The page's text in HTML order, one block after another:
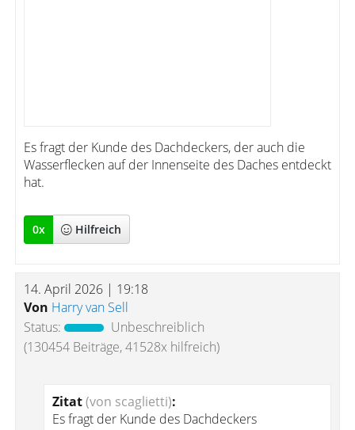
Es fragt der Kunde des Dachdeckers, der auch die
Wasserflecken auf der Innenseite des Daches entdeckt
hat.
0x Hilfreich
14. April 2026 | 19:18
Von Harry van Sell
Status:
Unbeschreiblich
(130454 Beiträge, 41528x hilfreich)
Zitat(von scaglietti):
Es fragt der Kunde des Dachdeckers